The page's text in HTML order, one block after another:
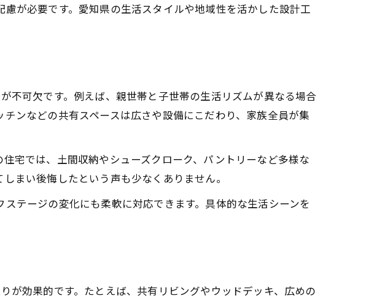
が必要です。愛知県の生活スタイルや地域性を活かした設計工
不可欠です。例えば、親世帯と子世帯の生活リズムが異なる場合
ンなどの共有スペースは広さや設備にこだわり、家族全員が集
宅では、土間収納やシューズクローク、パントリーなど多様な
まい後悔したという声も少なくありません。
テージの変化にも柔軟に対応できます。具体的な生活シーンを
が効果的です。たとえば、共有リビングやウッドデッキ、広めの